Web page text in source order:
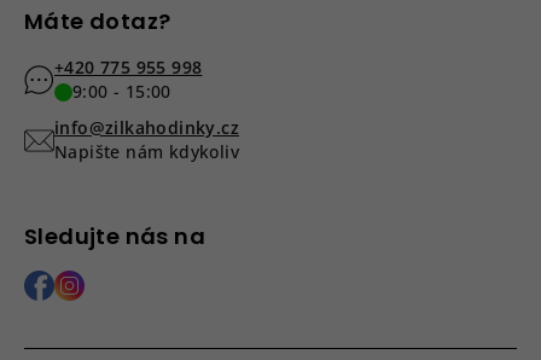
Máte dotaz?
+420 775 955 998
9:00 - 15:00
info@zilkahodinky.cz
Napište nám kdykoliv
Sledujte nás na